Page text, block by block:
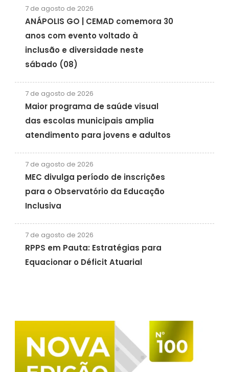
7 de agosto de 2026
ANÁPOLIS GO | CEMAD comemora 30
anos com evento voltado à
inclusão e diversidade neste
sábado (08)
7 de agosto de 2026
Maior programa de saúde visual
das escolas municipais amplia
atendimento para jovens e adultos
7 de agosto de 2026
MEC divulga período de inscrições
para o Observatório da Educação
Inclusiva
7 de agosto de 2026
RPPS em Pauta: Estratégias para
Equacionar o Déficit Atuarial